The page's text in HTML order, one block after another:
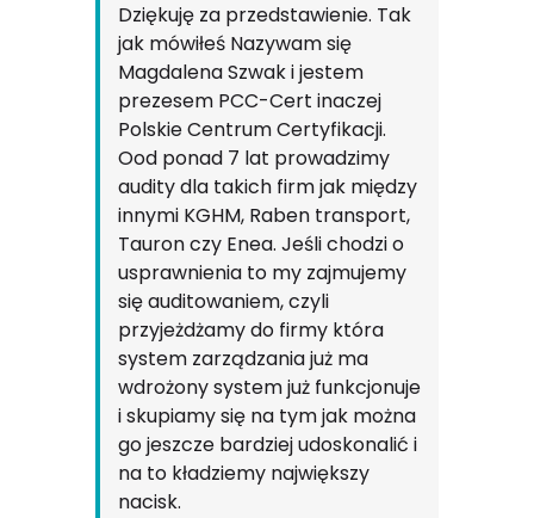
Dziękuję za przedstawienie. Tak
jak mówiłeś Nazywam się
Magdalena Szwak i jestem
prezesem PCC-Cert inaczej
Polskie Centrum Certyfikacji.
Ood ponad 7 lat prowadzimy
audity dla takich firm jak między
innymi KGHM, Raben transport,
Tauron czy Enea. Jeśli chodzi o
usprawnienia to my zajmujemy
się auditowaniem, czyli
przyjeżdżamy do firmy która
system zarządzania już ma
wdrożony system już funkcjonuje
i skupiamy się na tym jak można
go jeszcze bardziej udoskonalić i
na to kładziemy największy
nacisk.